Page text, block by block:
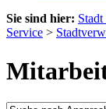
Sie sind hier:
Service >